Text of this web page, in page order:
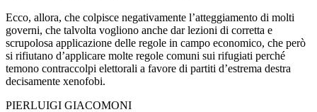
Ecco, allora, che colpisce negativamente l’atteggiamento di molti
governi, che talvolta vogliono anche dar lezioni di corretta e
scrupolosa applicazione delle regole in campo economico, che però
si rifiutano d’applicare molte regole comuni sui rifugiati perché
temono contraccolpi elettorali a favore di partiti d’estrema destra
decisamente xenofobi.
PIERLUIGI GIACOMONI